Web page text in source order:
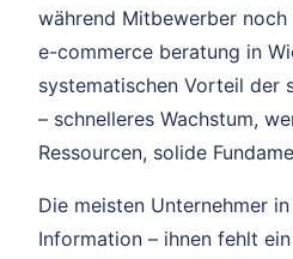
während Mitbewerber
e-commerce beratung in
systematischen Vorteil der
– schnelleres Wachstum,
Ressourcen, solide
Die meisten Unternehmer
Information – ihnen fehlt